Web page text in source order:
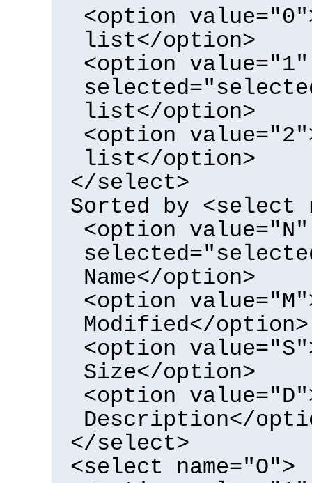
<option
list</option>
<option value="1"
list</option>
<option
list</option>
</select>
Sorted by <select
<option value="N"
Name</option>
<option
Modified</option>
<option
Size</option>
<option
Description</
</select>
<select name="O">